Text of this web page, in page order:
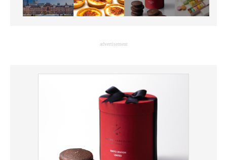
advertisement